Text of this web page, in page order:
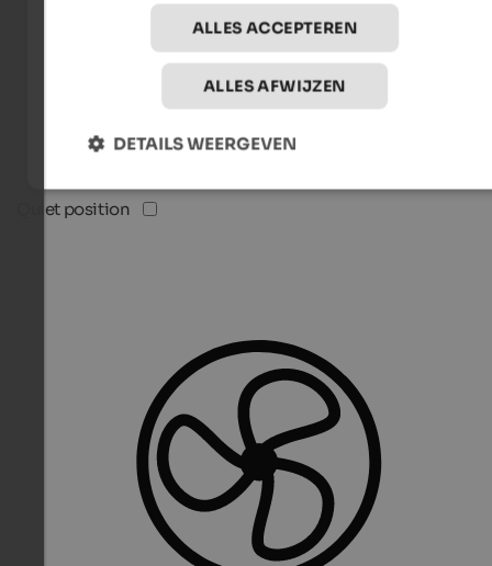
Quiet position
ALLES ACCEPTEREN
ALLES AFWIJZEN
DETAILS WEERGEVEN